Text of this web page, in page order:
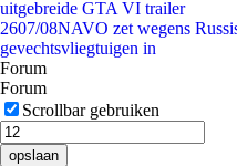
uitgebreide GTA VI trailer
2607/08NAVO zet wegens
gevechtsvliegtuigen in
Forum
Forum
Scrollbar gebruiken
opslaan